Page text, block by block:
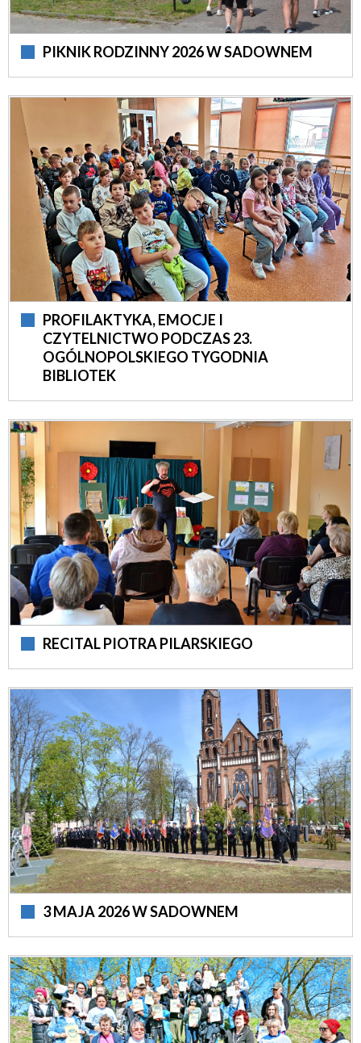
PIKNIK RODZINNY 2026 W SADOWNEM
PROFILAKTYKA, EMOCJE I
CZYTELNICTWO PODCZAS 23.
OGÓLNOPOLSKIEGO TYGODNIA
BIBLIOTEK
RECITAL PIOTRA PILARSKIEGO
3 MAJA 2026 W SADOWNEM